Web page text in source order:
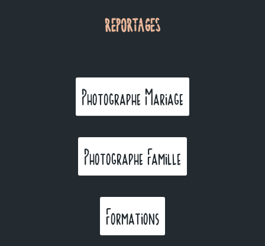
REPORTAGES
Photographe Mariage
Photographe Famille
Formations